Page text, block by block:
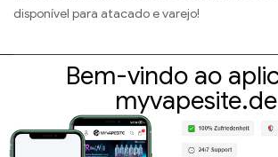
disponível para atacado e varejo!
Bem-vindo ao